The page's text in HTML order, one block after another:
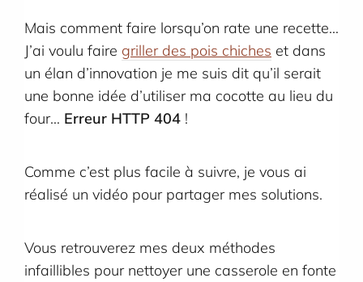
Mais comment faire lorsqu’on rate une recette…
J’ai voulu faire griller des pois chiches et dans
un élan d’innovation je me suis dit qu’il serait
une bonne idée d’utiliser ma cocotte au lieu du
four… Erreur HTTP 404 !
Comme c’est plus facile à suivre, je vous ai
réalisé un vidéo pour partager mes solutions.
Vous retrouverez mes deux méthodes
infaillibles pour nettoyer une casserole en fonte